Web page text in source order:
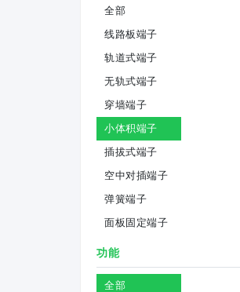
全部
线路板端子
轨道式端子
无轨式端子
穿墙端子
小体积端子
插拔式端子
空中对插端子
弹簧端子
面板固定端子
功能
全部